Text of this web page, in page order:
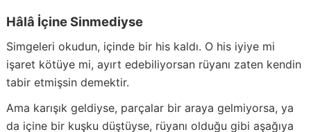
Hâlâ İçine Sinmediyse
Simgeleri okudun, içinde bir his kaldı. O his iyiye mi
işaret kötüye mi, ayırt edebiliyorsan rüyanı zaten kendin
tabir etmişsin demektir.
Ama karışık geldiyse, parçalar bir araya gelmiyorsa, ya
da içine bir kuşku düştüyse, rüyanı olduğu gibi aşağıya